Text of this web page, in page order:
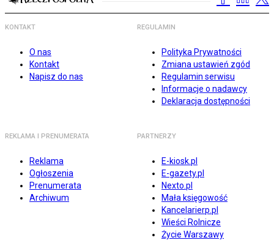
KONTAKT
O nas
Kontakt
Napisz do nas
REGULAMIN
Polityka Prywatności
Zmiana ustawień zgód
Regulamin serwisu
Informacje o nadawcy
Deklaracja dostępności
REKLAMA I PRENUMERATA
Reklama
Ogłoszenia
Prenumerata
Archiwum
PARTNERZY
E-kiosk.pl
E-gazety.pl
Nexto.pl
Mała księgowość
Kancelarierp.pl
Wieści Rolnicze
Życie Warszawy